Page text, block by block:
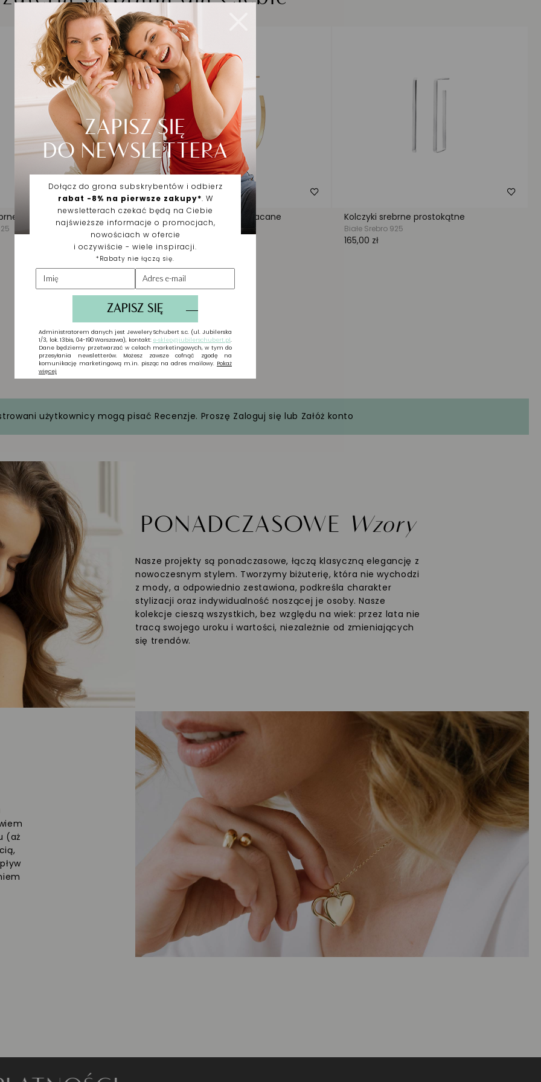
użytkownicy mogą pisać Recenzje. Proszę Zaloguj się lub Załóż konto
PONADCZASOWE Wzory
Nasze projekty są ponadczasowe, łączą klasyczną elegancję z
nowoczesnym stylem. Tworzymy biżuterię, która nie wychodzi
z mody, a odpowiednio zestawiona, podkreśla charakter
stylizacji oraz indywidualność noszącej je osoby. Nasze
kolekcje cieszą wszystkich, bez względu na wiek: przez lata nie
tracą swojego uroku i wartości, niezależnie od zmieniających
się trendów.
(aż